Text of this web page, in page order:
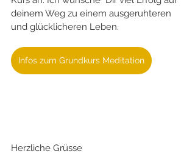
deinem Weg zu einem ausgeruhteren
und glücklicheren Leben.
Infos zum Grundkurs Meditation
Herzliche Grüsse